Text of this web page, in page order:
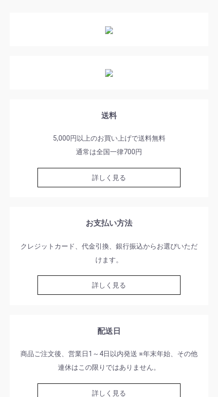
送料
5,000円以上のお買い上げで送料無料
通常は全国一律700円
詳しく見る
お支払い方法
クレジットカード、代金引換、銀行振込からお選びいただ
けます。
詳しく見る
配送日
商品ご注文後、営業日1～4日以内発送 ※年末年始、その他
連休はこの限りではありません。
詳しく見る